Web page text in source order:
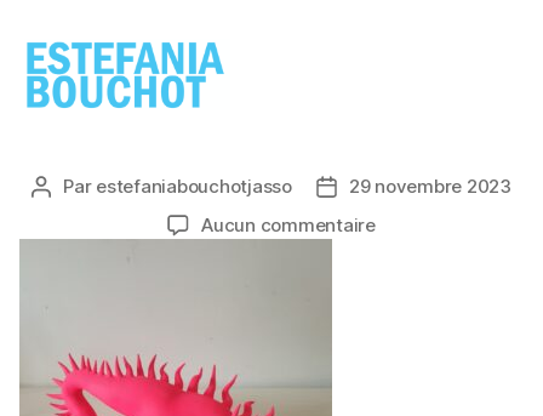
Auteur
l’article
Par estefaniabouchotjasso
Date
de
l’article
29 novembre 2023
Aucun commentairesur